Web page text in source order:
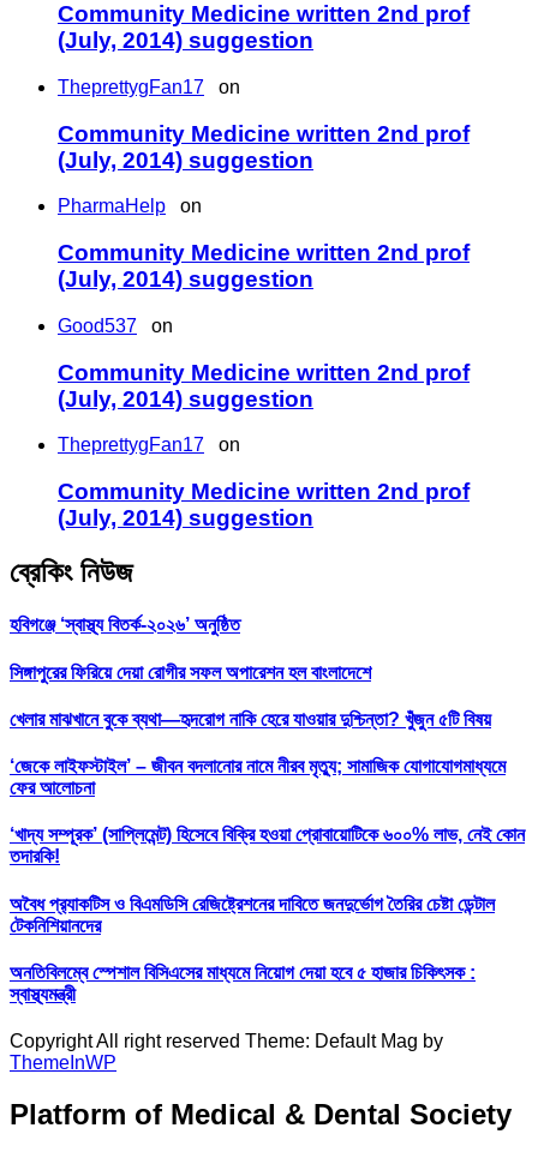
Community Medicine written 2nd prof
(July, 2014) suggestion
TheprettygFan17 on
Community Medicine written 2nd prof
(July, 2014) suggestion
PharmaHelp on
Community Medicine written 2nd prof
(July, 2014) suggestion
Good537 on
Community Medicine written 2nd prof
(July, 2014) suggestion
TheprettygFan17 on
Community Medicine written 2nd prof
(July, 2014) suggestion
ব্রেকিং নিউজ
হবিগঞ্জে ‘স্বাস্থ্য বিতর্ক-২০২৬’ অনুষ্ঠিত
সিঙ্গাপুরের ফিরিয়ে দেয়া রোগীর সফল অপারেশন হল বাংলাদেশে
খেলার মাঝখানে বুকে ব্যথা—হৃদরোগ নাকি হেরে যাওয়ার দুশ্চিন্তা? খুঁজুন ৫টি বিষয়
‘জেকে লাইফস্টাইল’ – জীবন বদলানোর নামে নীরব মৃত্যু; সামাজিক যোগাযোগমাধ্যমে
ফের আলোচনা
‘খাদ্য সম্পূরক’ (সাপ্লিমেন্ট) হিসেবে বিক্রি হওয়া প্রোবায়োটিকে ৬০০% লাভ, নেই কোন
তদারকি!
অবৈধ প্র‍্যাকটিস ও বিএমডিসি রেজিষ্ট্রেশনের দাবিতে জনদুর্ভোগ তৈরির চেষ্টা ডেন্টাল
টেকনিশিয়ানদের
অনতিবিলম্বে স্পেশাল বিসিএসের মাধ্যমে নিয়োগ দেয়া হবে ৫ হাজার চিকিৎসক :
স্বাস্থ্যমন্ত্রী
Copyright All right reserved Theme: Default Mag by
ThemeInWP
Platform of Medical & Dental Society